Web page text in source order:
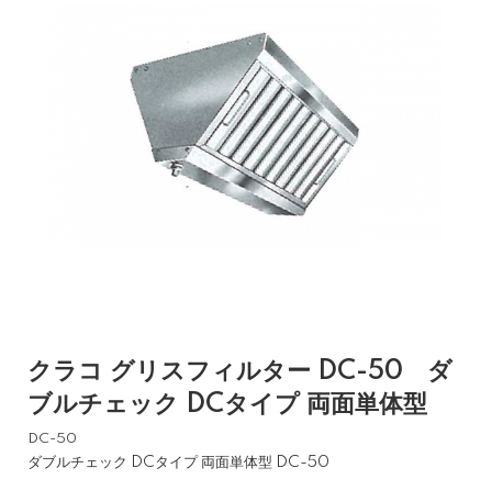
クラコ グリスフィルター DC-50 ダ
ブルチェック DCタイプ 両面単体型
DC-50
ダブルチェック DCタイプ 両面単体型 DC-50